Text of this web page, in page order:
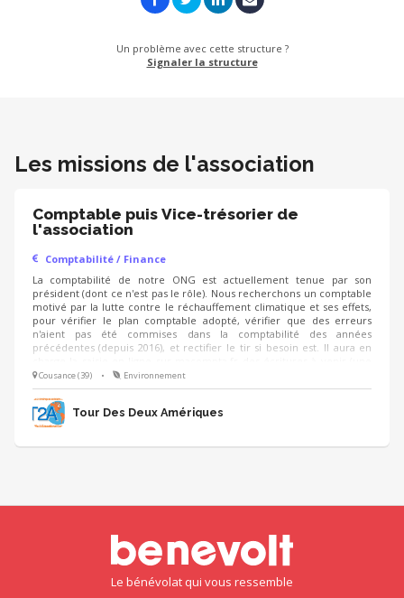
Un problème avec cette structure ?
Signaler la structure
Les missions de l'association
Comptable puis Vice-trésorier de
l'association
Comptabilité / Finance
La comptabilité de notre ONG est actuellement tenue par son
président (dont ce n'est pas le rôle). Nous recherchons un comptable
motivé par la lutte contre le réchauffement climatique et ses effets,
pour vérifier le plan comptable adopté, vérifier que des erreurs
n'aient pas été commises dans la comptabilité des années
précédentes (depuis 2016), et rectifier le tir si besoin est. Il aura en
trentaine en 2021).
Cousance (39) • Environnement
Tour Des Deux Amériques
Le bénévolat qui vous ressemble